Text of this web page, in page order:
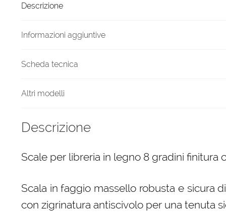
tinto
quantità
Descrizione
Informazioni aggiuntive
Scheda tecnica
Altri modelli
Descrizione
Scale per libreria in legno 8 gradini finitura
Scala in faggio massello robusta e sicura
con zigrinatura antiscivolo per una tenuta